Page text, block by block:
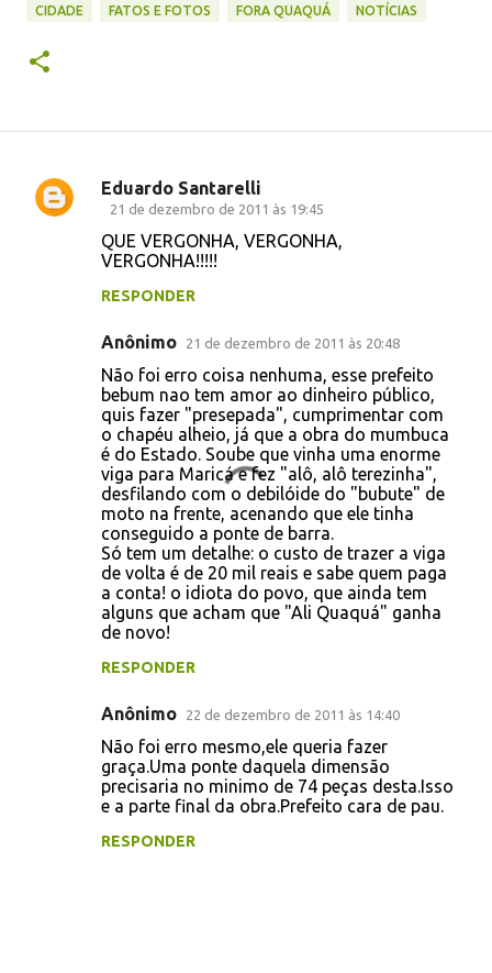
CIDADE FATOS E FOTOS FORA QUAQUÁ NOTÍCIAS
C
Eduardo Santarelli
21 de dezembro de 2011 às 19:45
QUE VERGONHA, VERGONHA,
VERGONHA!!!!!
RESPONDER
Anônimo 21 de dezembro de 2011 às 20:48
Não foi erro coisa nenhuma, esse prefeito
bebum nao tem amor ao dinheiro público,
quis fazer "presepada", cumprimentar com
o chapéu alheio, já que a obra do mumbuca
é do Estado. Soube que vinha uma enorme
viga para Maricá e fez "alô, alô terezinha",
desfilando com o debilóide do "bubute" de
moto na frente, acenando que ele tinha
conseguido a ponte de barra.
Só tem um detalhe: o custo de trazer a viga
de volta é de 20 mil reais e sabe quem paga
a conta! o idiota do povo, que ainda tem
alguns que acham que "Ali Quaquá" ganha
de novo!
RESPONDER
Anônimo 22 de dezembro de 2011 às 14:40
Não foi erro mesmo,ele queria fazer
graça.Uma ponte daquela dimensão
precisaria no minimo de 74 peças desta.Isso
e a parte final da obra.Prefeito cara de pau.
RESPONDER